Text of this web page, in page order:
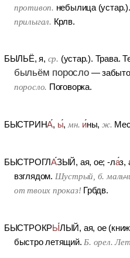
противоп. небылица (устар.).
прилыгал. Крлв.
БЫЛЬЁ, я, ср. (устар.). Трава.
быльём поросло —
поросло. Поговорка.
БЫСТРИНА, ы, мн. ины,ж.
БЫСТРОГЛАЗЫЙ, ая, ое; -лаз,
взглядом. Шустрый, б.
от твоих проказ!Грбдв.
БЫСТРОКРЫ ЛЫЙ, ая, ое
быстро летящий. Б. орел.